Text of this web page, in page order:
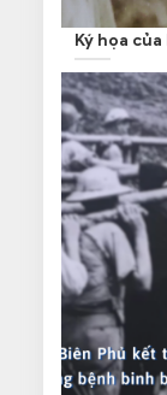
Ký họa của